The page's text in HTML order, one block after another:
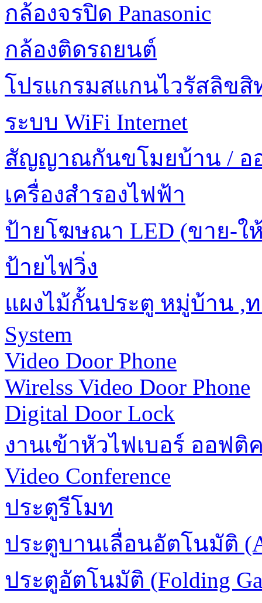
กล้องจรปิด Panasonic
กล้องติดรถยนต์
โปรแกรมสแกนไวรัสลิข
ระบบ WiFi Internet
สัญญาณกันขโมยบ้าน / อ
เครื่องสำรองไฟฟ้า
ป้ายโฆษณา LED (ขาย-ใ
ป้ายไฟวิ่ง
แผงไม้กั้นประตู หมู่บ้าน ,ท
System
Video Door Phone
Wirelss Video Door Phone
Digital Door Lock
งานเข้าหัวไฟเบอร์ ออฟติ
Video Conference
ประตูรีโมท
ประตูบานเลื่อนอัตโนมัติ
ประตูอัตโนมัติ (Folding